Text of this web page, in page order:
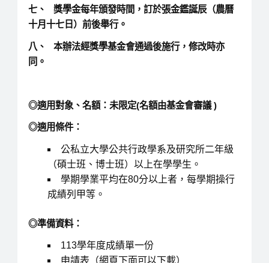
七、 獎學金每年頒發時間，訂於張金鑑誕辰（農曆
十月十七日）前後舉行。
八、 本辦法經獎學基金會通過後施行，修改時亦
同。
◎適用對象、名額：未限定(名額由基金會審議 )
◎適用條件：
公私立大學公共行政學系及研究所二年級
（碩士班、博士班）以上在學學生。
學期學業平均在80分以上者，每學期操行
成績列甲等。
◎準備資料：
113學年度成績單一份
申請表（網頁下面可以下載）